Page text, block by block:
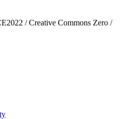
/ Creative Commons Zero /